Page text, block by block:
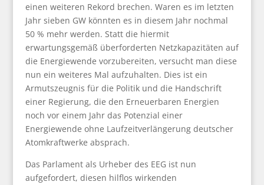
einen weiteren Rekord brechen. Waren es im letzten
Jahr sieben GW könnten es in diesem Jahr nochmal
50 % mehr werden. Statt die hiermit
erwartungsgemäß überforderten Netzkapazitäten auf
die Energiewende vorzubereiten, versucht man diese
nun ein weiteres Mal aufzuhalten. Dies ist ein
Armutszeugnis für die Politik und die Handschrift
einer Regierung, die den Erneuerbaren Energien
noch vor einem Jahr das Potenzial einer
Energiewende ohne Laufzeitverlängerung deutscher
Atomkraftwerke absprach.
Das Parlament als Urheber des EEG ist nun
aufgefordert, diesen hilflos wirkenden